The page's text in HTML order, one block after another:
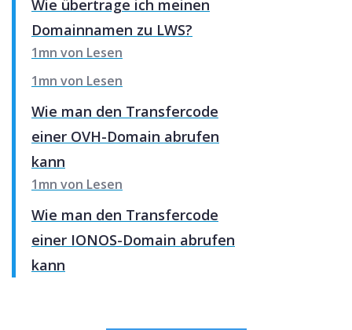
Wie übertrage ich meinen
Domainnamen zu LWS?
1mn von Lesen
1mn von Lesen
Wie man den Transfercode
einer OVH-Domain abrufen
kann
1mn von Lesen
Wie man den Transfercode
einer IONOS-Domain abrufen
kann